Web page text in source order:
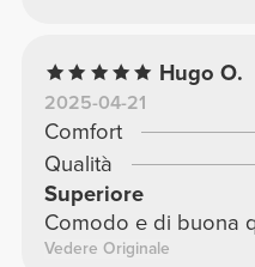
Hugo O.
2025-04-21
Comfort
Qualità
Superiore
Comodo e di buona
Vedere Originale